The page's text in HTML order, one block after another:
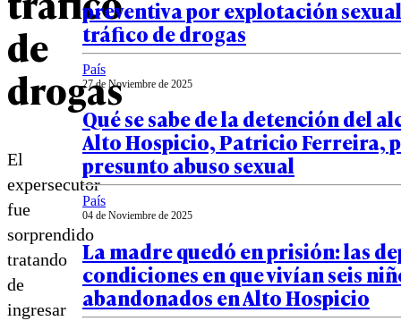
de
drogas
El
expersecutor
fue
sorprendido
tratando
de
ingresar
preventiva por explotación
tráfico de drogas
País
27 de Noviembre de 2025
Qué se sabe de la detención del
Alto Hospicio, Patricio Ferreira,
presunto abuso sexual
País
04 de Noviembre de 2025
La madre quedó en prisión: las
condiciones en que vivían seis
abandonados en Alto Hospicio